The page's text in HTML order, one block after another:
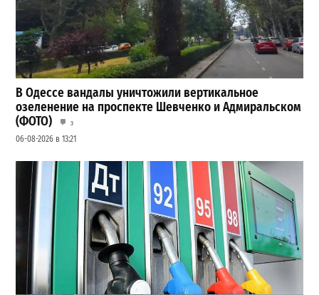
В Одессе вандалы уничтожили вертикальное
озеленение на проспекте Шевченко и Адмиральском
(ФОТО)
3
06-08-2026 в 13:21